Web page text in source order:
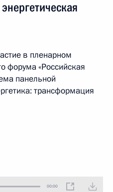
в пленарном
форума «Российская
панельной
трансформация
00:00